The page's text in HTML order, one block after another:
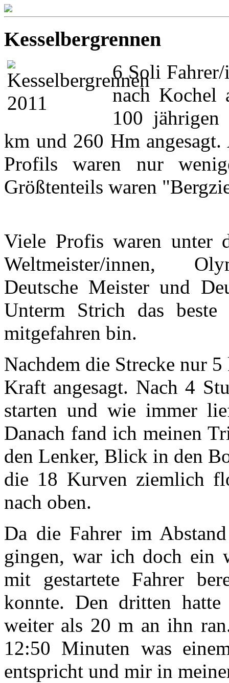
Kesselbergrennen
6 Soli Fahrer/
nach Kochel
100
km und 260 Hm
Profils waren nur
Größtenteils waren
Viele Profis waren unter
Weltmeister/innen,
Deutsche Meister und
Unterm Strich das
mitgefahren bin.
Nachdem die Strecke nur
Kraft angesagt. Nach 4
starten und wie immer
Danach fand ich meinen
den Lenker, Blick in den
die 18 Kurven ziemlich
nach oben.
Da die Fahrer im
gingen, war ich doch ein
mit gestartete Fahrer
konnte. Den dritten
weiter als 20 m an ihn
12:50 Minuten was
entspricht und mir in